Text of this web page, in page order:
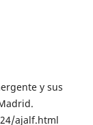
y sus
ajalf.html